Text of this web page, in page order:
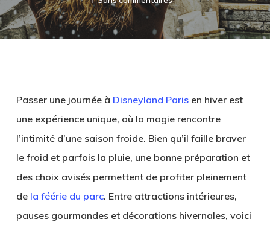
Passer une journée à Disneyland Parisen hiver est
une expérience unique, où la magie rencontre
l’intimité d’une saison froide. Bien qu’il faille braver
le froid et parfois la pluie, une bonne préparation et
des choix avisés permettent de profiter pleinement
dela féérie du parc. Entre attractions intérieures,
pauses gourmandes et décorations hivernales, voici